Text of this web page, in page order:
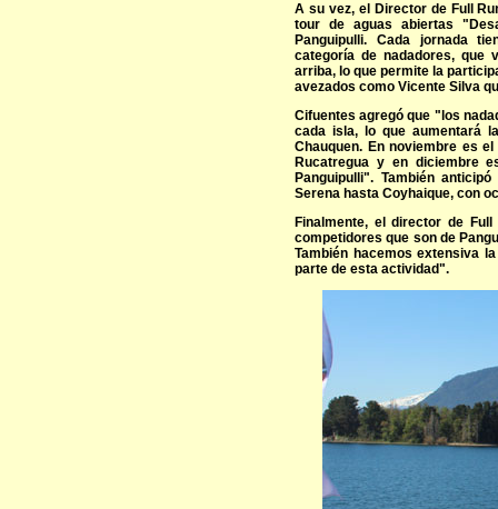
A su vez, el Director de Full
tour de aguas abiertas
Panguipulli. Cada jornada
categoría de nadadores, que
arriba, lo que permite la
avezados como Vicente Silva
Cifuentes agregó que "los
cada isla, lo que aumentará
Chauquen. En noviembre es
Rucatregua y en diciembre
Panguipulli". También
Serena hasta Coyhaique, con
Finalmente, el director de
competidores que son de
También hacemos extensiva
parte de esta actividad".